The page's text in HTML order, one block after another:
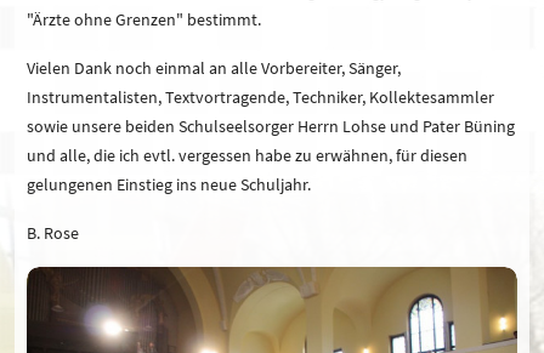
"Ärzte ohne Grenzen" bestimmt.
Vielen Dank noch einmal an alle Vorbereiter, Sänger,
Instrumentalisten, Textvortragende, Techniker, Kollektesammler
sowie unsere beiden Schulseelsorger Herrn Lohse und Pater Büning
und alle, die ich evtl. vergessen habe zu erwähnen, für diesen
gelungenen Einstieg ins neue Schuljahr.
B. Rose